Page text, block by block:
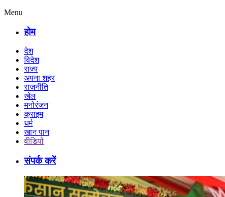
Menu
होम
देश
विदेश
राज्य
अपना शहर
राजनीति
खेल
मनोरंजन
क्राइम
धर्म
खान पान
वीडियो
संपर्क करें